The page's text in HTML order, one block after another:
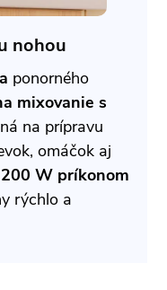
nohou
ponorného
mixovanie s
na prípravu
omáčok aj
W príkonom
rýchlo a